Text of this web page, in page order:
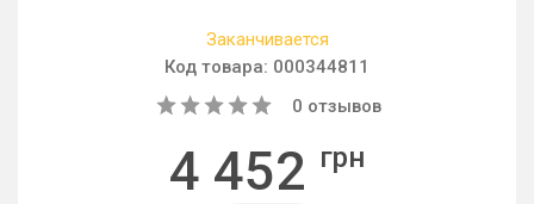
Заканчивается
Код товара: 000344811
0 отзывов
4 452 грн